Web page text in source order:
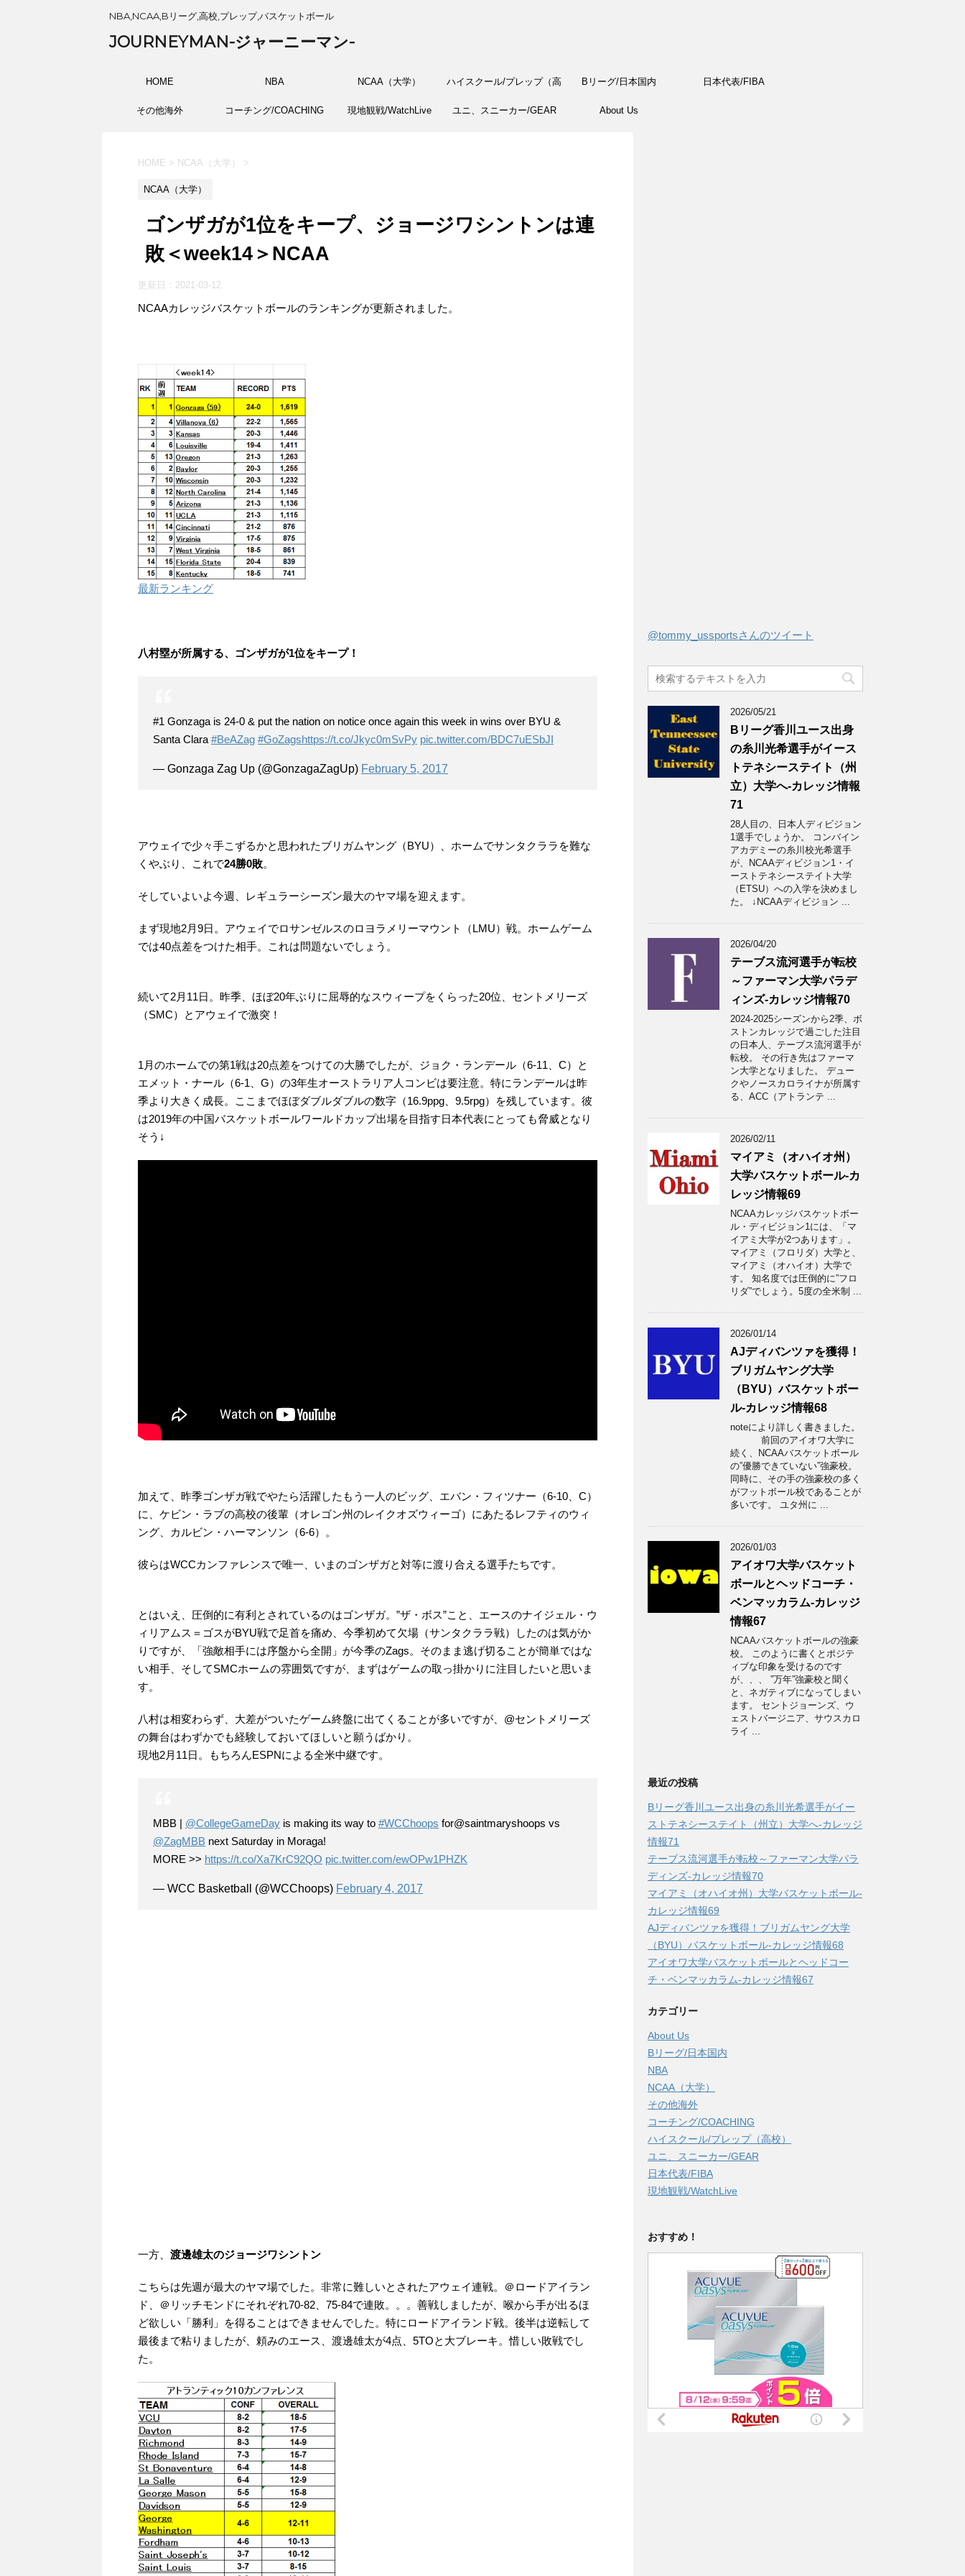
NBA,NCAA,Bリーグ,高校,プレップ,バスケットボール
JOURNEYMAN-ジャーニーマン-
HOME NBA NCAA（大学） ハイスクール/プレップ（高
校）
Bリーグ/日本国内 日本代表/FIBA
その他海外 コーチング/COACHING 現地観戦/WatchLive ユニ、スニーカー/GEAR About Us
HOME > NCAA（大学） >
NCAA（大学）
ゴンザガが1位をキープ、ジョージワシントンは連
敗＜week14＞NCAA
更新日： 2021-03-12
NCAAカレッジバスケットボールのランキングが更新されました。
最新ランキング
八村塁が所属する、ゴンザガが1位をキープ！
#1 Gonzaga is 24-0 & put the nation on notice once again this week in wins over BYU &
Santa Clara #BeAZag #GoZagshttps://t.co/Jkyc0mSvPy pic.twitter.com/BDC7uESbJI
— Gonzaga Zag Up (@GonzagaZagUp) February 5, 2017
アウェイで少々手こずるかと思われたブリガムヤング（BYU）、ホームでサンタクララを難な
くやぶり、これで24勝0敗。
そしていよいよ今週、レギュラーシーズン最大のヤマ場を迎えます。
まず現地2月9日。アウェイでロサンゼルスのロヨラメリーマウント（LMU）戦。ホームゲーム
では40点差をつけた相手。これは問題ないでしょう。
続いて2月11日。昨季、ほぼ20年ぶりに屈辱的なスウィープをくらった20位、セントメリーズ
（SMC）とアウェイで激突！
1月のホームでの第1戦は20点差をつけての大勝でしたが、ジョク・ランデール（6-11、C）と
エメット・ナール（6-1、G）の3年生オーストラリア人コンビは要注意。特にランデールは昨
季より大きく成長。ここまでほぼダブルダブルの数字（16.9ppg、9.5rpg）を残しています。彼
は2019年の中国バスケットボールワールドカップ出場を目指す日本代表にとっても脅威となり
そう↓
加えて、昨季ゴンザガ戦でやたら活躍したもう一人のビッグ、エバン・フィツナー（6-10、C）
に、ケビン・ラブの高校の後輩（オレゴン州のレイクオズウィーゴ）にあたるレフティのウィ
ング、カルビン・ハーマンソン（6-6）。
彼らはWCCカンファレンスで唯一、いまのゴンザガと対等に渡り合える選手たちです。
とはいえ、圧倒的に有利とされているのはゴンザガ。”ザ・ボス”こと、エースのナイジェル・ウ
ィリアムス＝ゴスがBYU戦で足首を痛め、今季初めて欠場（サンタクララ戦）したのは気がか
りですが、「強敵相手には序盤から全開」が今季のZags。そのまま逃げ切ることが簡単ではな
い相手、そしてSMCホームの雰囲気ですが、まずはゲームの取っ掛かりに注目したいと思いま
す。
八村は相変わらず、大差がついたゲーム終盤に出てくることが多いですが、@セントメリーズ
の舞台はわずかでも経験しておいてほしいと願うばかり。
現地2月11日。もちろんESPNによる全米中継です。
MBB | @CollegeGameDay is making its way to #WCChoops for@saintmaryshoops vs
@ZagMBB next Saturday in Moraga!
MORE >> https://t.co/Xa7KrC92QO pic.twitter.com/ewOPw1PHZK
— WCC Basketball (@WCChoops) February 4, 2017
一方、 渡邊雄太のジョージワシントン
こちらは先週が最大のヤマ場でした。非常に難しいとされたアウェイ連戦。＠ロードアイラン
ド、＠リッチモンドにそれぞれ70-82、75-84で連敗。。。善戦しましたが、喉から手が出るほ
ど欲しい「勝利」を得ることはできませんでした。特にロードアイランド戦。後半は逆転して
最後まで粘りましたが、頼みのエース、渡邊雄太が4点、5TOと大ブレーキ。惜しい敗戦でし
た。
@tommy_ussportsさんのツイート
2026/05/21
Bリーグ香川ユース出身
の糸川光希選手がイース
トテネシーステイト（州
立）大学へ‐カレッジ情報
71
28人目の、日本人ディビジョン
1選手でしょうか。 コンバイン
アカデミーの糸川校光希選手
が、NCAAディビジョン1・イ
ーストテネシーステイト大学
（ETSU）への入学を決めまし
た。 ↓NCAAディビジョン ...
2026/04/20
テーブス流河選手が転校
～ファーマン大学パラデ
ィンズ-カレッジ情報70
2024-2025シーズンから2季、ボ
ストンカレッジで過ごした注目
の日本人、テーブス流河選手が
転校。 その行き先はファーマ
ン大学となりました。 デュー
クやノースカロライナが所属す
る、ACC（アトランテ ...
2026/02/11
マイアミ（オハイオ州）
大学バスケットボール-カ
レッジ情報69
NCAAカレッジバスケットボー
ル・ディビジョン1には、「マ
イアミ大学が2つあります」。
マイアミ（フロリダ）大学と、
マイアミ（オハイオ）大学で
す。 知名度では圧倒的に”フロ
リダ”でしょう。5度の全米制 ...
2026/01/14
AJディバンツァを獲得！
ブリガムヤング大学
（BYU）バスケットボー
ル-カレッジ情報68
noteにより詳しく書きました。
前回のアイオワ大学に
続く、NCAAバスケットボール
の”優勝できていない”強豪校。
同時に、その手の強豪校の多く
がフットボール校であることが
多いです。 ユタ州に ...
2026/01/03
アイオワ大学バスケット
ボールとヘッドコーチ・
ベンマッカラム-カレッジ
情報67
NCAAバスケットボールの強豪
校。 このように書くとポジテ
ィブな印象を受けるのです
が、、、 ”万年”強豪校と聞く
と、ネガティブになってしまい
ます。 セントジョーンズ、ウ
ェストバージニア、サウスカロ
ライ ...
最近の投稿
Bリーグ香川ユース出身の糸川光希選手がイー
ストテネシーステイト（州立）大学へ‐カレッジ
情報71
テーブス流河選手が転校～ファーマン大学パラ
ディンズ-カレッジ情報70
マイアミ（オハイオ州）大学バスケットボール-
カレッジ情報69
AJディバンツァを獲得！ブリガムヤング大学
（BYU）バスケットボール-カレッジ情報68
アイオワ大学バスケットボールとヘッドコー
チ・ベンマッカラム-カレッジ情報67
カテゴリー
About Us
Bリーグ/日本国内
NBA
NCAA（大学）
その他海外
コーチング/COACHING
ハイスクール/プレップ（高校）
ユニ、スニーカー/GEAR
日本代表/FIBA
現地観戦/WatchLive
おすすめ！